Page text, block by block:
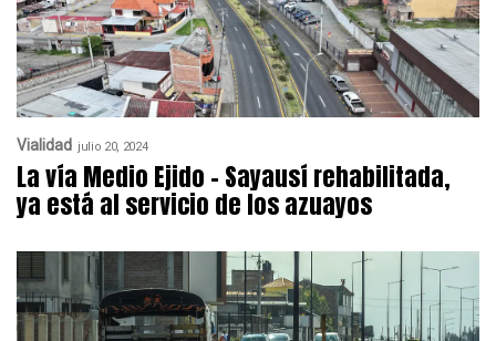
Vialidad julio 20, 2024
La vía Medio Ejido – Sayausí rehabilitada,
ya está al servicio de los azuayos